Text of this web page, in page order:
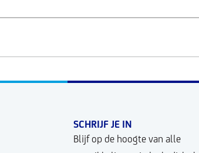
SCHRIJF JE IN
Blijf op de hoogte van alle